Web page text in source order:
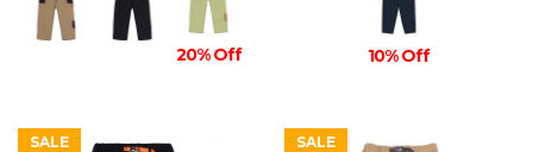
20% Off 10% Off
SALE
SALE